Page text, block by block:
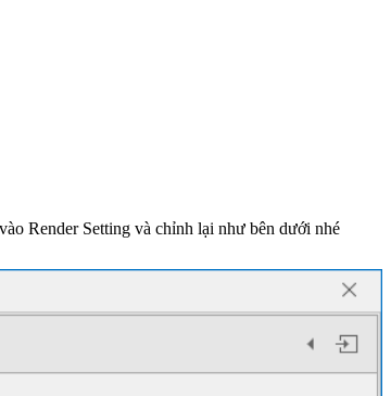
Render Setting và chỉnh lại như bên dưới nhé